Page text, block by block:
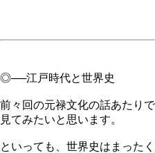
◎──江戸時代と世界史
前々回の元禄文化の話あたり
見てみたいと思います。
といっても、世界史はまった